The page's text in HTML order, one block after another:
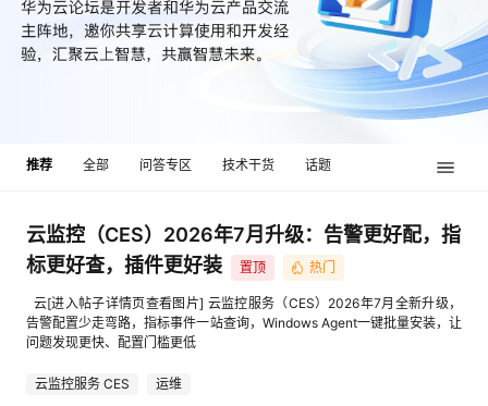
个
开
发
我
的
我
的
开
者
学
我
的
我
的
支
持
推荐 全部 问答专区 技术干货 话题
云监控（CES）2026年7月升级：告警更好配，指
标更好查，插件更好装
置顶 热门
云[进入帖子详情页查看图片] 云监控服务（CES）2026年7月全新升级，
告警配置少走弯路，指标事件一站查询，Windows Agent一键批量安装，让
问题发现更快、配置门槛更低
云监控服务 CES 运维